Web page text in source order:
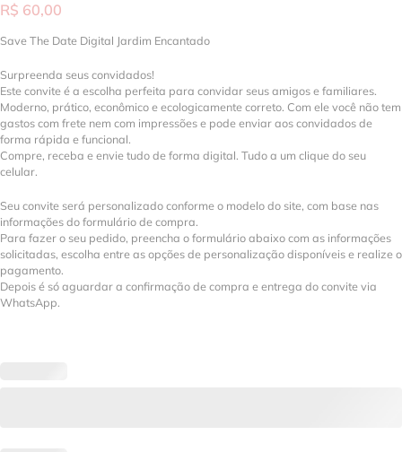
R$ 60,00
Save The Date Digital Jardim Encantado
Surpreenda seus convidados!
Este convite é a escolha perfeita para convidar seus amigos e familiares.
Moderno, prático, econômico e ecologicamente correto. Com ele você não tem
gastos com frete nem com impressões e pode enviar aos convidados de
forma rápida e funcional.
Compre, receba e envie tudo de forma digital. Tudo a um clique do seu
celular.
Seu convite será personalizado conforme o modelo do site, com base nas
informações do formulário de compra.
Para fazer o seu pedido, preencha o formulário abaixo com as informações
solicitadas, escolha entre as opções de personalização disponíveis e realize o
pagamento.
Depois é só aguardar a confirmação de compra e entrega do convite via
WhatsApp.